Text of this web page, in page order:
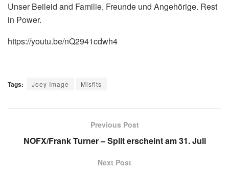
Unser Beileid and Familie, Freunde und Angehörige. Rest
in Power.
https://youtu.be/nQ2941cdwh4
Tags: Joey Image Misfits
Previous Post
NOFX/Frank Turner – Split erscheint am 31. Juli
Next Post